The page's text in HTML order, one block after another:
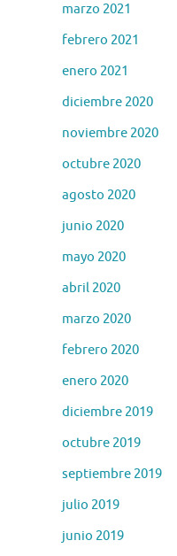
marzo 2021
febrero 2021
enero 2021
diciembre 2020
noviembre 2020
octubre 2020
agosto 2020
junio 2020
mayo 2020
abril 2020
marzo 2020
febrero 2020
enero 2020
diciembre 2019
octubre 2019
septiembre 2019
julio 2019
junio 2019